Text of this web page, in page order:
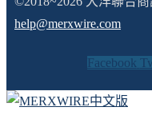
help@merxwire.com
Facebook